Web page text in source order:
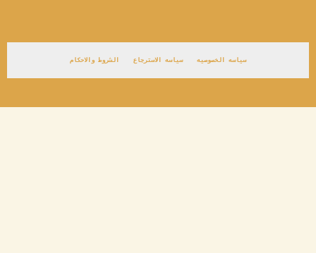
سياسه الخصوصيه سياسه الاسترجاع الشروط والاحكام